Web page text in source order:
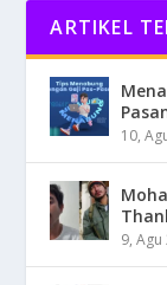
ARTIKEL
10,
9, Agu